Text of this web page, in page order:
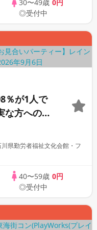
30〜49歳 0円
◎受付中
％が1人で
方への婚
県勤労者福祉文化会館・フ
40〜59歳 0円
◎受付中